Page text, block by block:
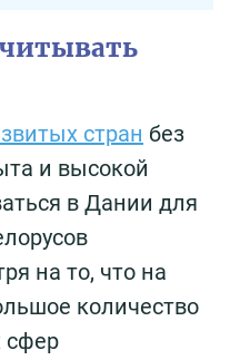
стран без
и высокой
в Дании для
на то, что на
количество
сфер